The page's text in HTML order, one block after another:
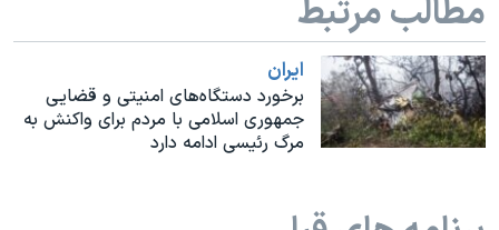
نرگس محمدی برنده جایزه نوبل صلح
همایش محافظه‌کاران آمریکا «سی‌پک»
صفحه‌های ویژه
مطالب مرتبط
ايران
برخورد دستگاه‌های امنیتی و قضایی
جمهوری اسلامی با مردم برای واکنش به
مرگ رئیسی ادامه دارد